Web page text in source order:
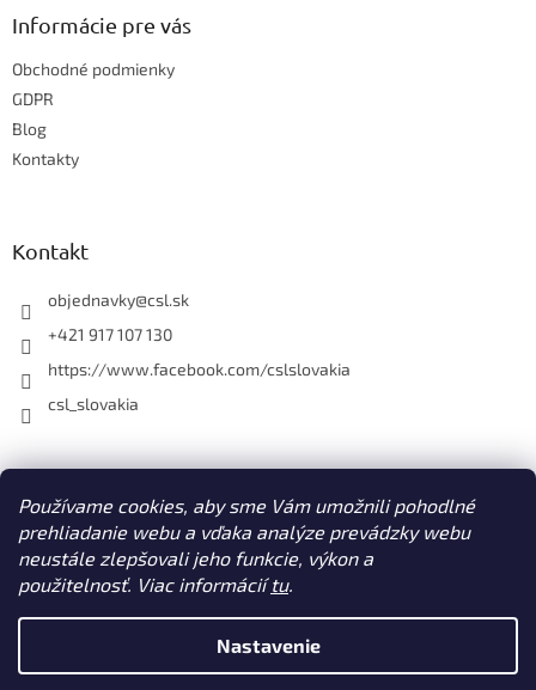
Používame cookies, aby sme Vám umožnili pohodlné
prehliadanie webu a vďaka analýze prevádzky webu
neustále zlepšovali jeho funkcie, výkon a
použitelnosť. Viac informáciítu.
Nastavenie
Informácie pre vás
Obchodné podmienky
GDPR
Blog
Kontakty
Kontakt
objednavky@csl.sk
+421 917 107 130
https://www.facebook.com/cslslovakia
csl_slovakia
Facebook